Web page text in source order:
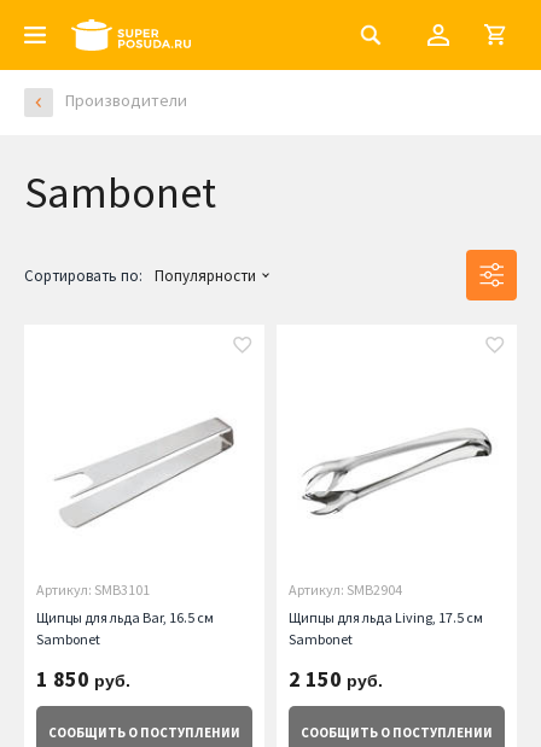
Производители
Sambonet
Сортировать по: Популярности
Артикул: SMB3101
Щипцы для льда Bar, 16.5 см
Sambonet
1 850 руб.
СООБЩИТЬ О ПОСТУПЛЕНИИ
Артикул: SMB2904
Щипцы для льда Living, 17.5 см
Sambonet
2 150 руб.
СООБЩИТЬ О ПОСТУПЛЕНИИ